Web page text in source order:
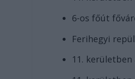
6-os főút
Ferihegyi
11.